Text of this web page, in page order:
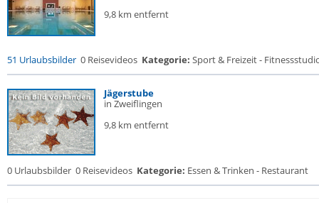
9,8 km entfernt
51 Urlaubsbilder 0 Reisevideos Kategorie: Sport & Freizeit -
Jägerstube
in Zweiflingen
9,8 km entfernt
0 Urlaubsbilder 0 Reisevideos Kategorie: Essen & Trinken - Restaurant